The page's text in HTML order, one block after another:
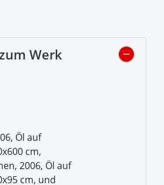
Werk
Öl auf
cm,
2006, Öl auf
cm, und